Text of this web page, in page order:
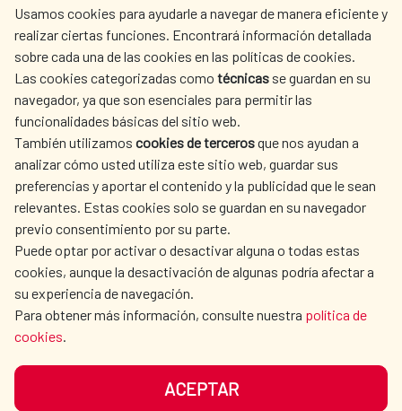
Usamos cookies para ayudarle a navegar de manera eficiente y
realizar ciertas funciones. Encontrará información detallada
sobre cada una de las cookies en las políticas de cookies.
Las cookies categorizadas como técnicas se guardan en su
navegador, ya que son esenciales para permitir las
funcionalidades básicas del sitio web.
También utilizamos cookies de tercerosque nos ayudan a
analizar cómo usted utiliza este sitio web, guardar sus
preferencias y aportar el contenido y la publicidad que le sean
relevantes. Estas cookies solo se guardan en su navegador
previo consentimiento por su parte.
Puede optar por activar o desactivar alguna o todas estas
cookies, aunque la desactivación de algunas podría afectar a
su experiencia de navegación.
Para obtener más información, consulte nuestra política de
cookies.
ACEPTAR
AECID
WHERE DO WE COOPERATE?
SPANISH HUMANITARIAN
ACTION
PRESS ROOM
CULTURE AND SCIENCE LIBRARY
OUR SOCIAL MEDIA
DATA PROTECTION